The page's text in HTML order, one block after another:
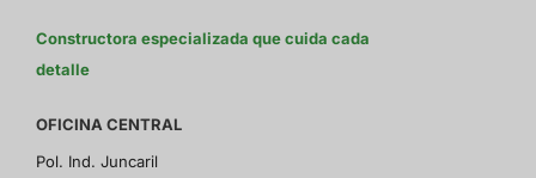
Constructora especializada que cuida cada
detalle
OFICINA CENTRAL
Pol. Ind. Juncaril